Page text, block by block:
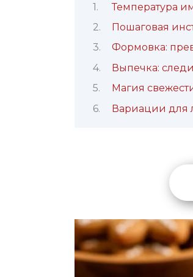
Температура
Пошаговая
Формовка:
Выпечка:
Магия
Вариации для